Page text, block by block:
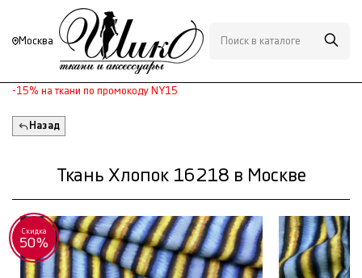
Москва
-15% на ткани по промокоду NY15
Назад
Ткань Хлопок 16218 в Москве
Скидка
50%